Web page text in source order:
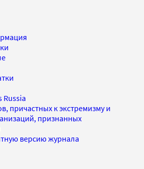
Russia
причастных к экстремизму и
признанных
версию журнала